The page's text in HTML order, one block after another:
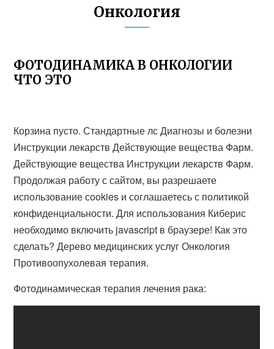
Онкология
ФОТОДИНАМИКА В ОНКОЛОГИИ
ЧТО ЭТО
Корзина пусто. Стандартные лс Диагнозы и болезни
Инструкции лекарств Действующие вещества Фарм.
Действующие вещества Инструкции лекарств Фарм.
Продолжая работу с сайтом, вы разрешаете
использование сookies и соглашаетесь с политикой
конфиденциальности. Для использования Киберис
необходимо включить javascript в браузере! Как это
сделать? Дерево медицинских услуг Онкология
Противоопухолевая терапия.
Фотодинамическая терапия лечения рака: